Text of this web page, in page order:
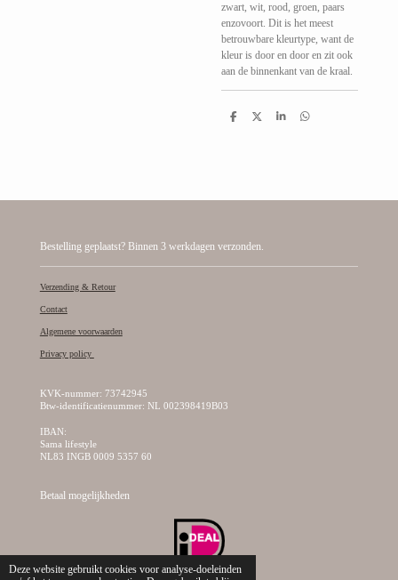
Deze website gebruikt cookies voor analyse-doeleinden
zwart, wit, rood, groen, paars
enzovoort. Dit is het meest
betrouwbare kleurtype, want de
kleur is door en door en zit ook
aan de binnenkant van de kraal.
D
D
S
D
Bestelling geplaatst? Binnen 3 werkdagen verzonden.
Verzending & Retour
Contact
Algemene voorwaarden
Privacy policy
KVK-nummer: 73742945
Btw-identificatienummer: NL 002398419B03
IBAN:
Sama lifestyle
NL83 INGB 0009 5357 60
Betaal mogelijkheden